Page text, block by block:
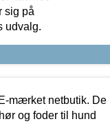
sig på
udvalg.
mærket netbutik. De
og foder til hund